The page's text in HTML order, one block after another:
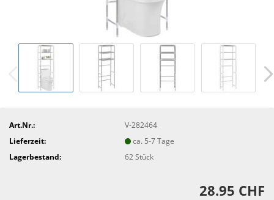
Art.Nr.:
V-282464
Lieferzeit:
ca. 5-7 Tage
Lagerbestand:
62Stück
28.95 CHF